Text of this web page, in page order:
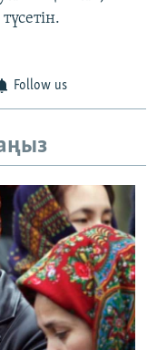
Follow us